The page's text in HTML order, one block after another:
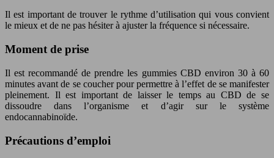
Il est important de trouver le rythme d’utilisation qui vous convient
le mieux et de ne pas hésiter à ajuster la fréquence si nécessaire.
Moment de prise
Il est recommandé de prendre les gummies CBD environ 30 à 60
minutes avant de se coucher pour permettre à l’effet de se manifester
pleinement. Il est important de laisser le temps au CBD de se
dissoudre dans l’organisme et d’agir sur le système
endocannabinoïde.
Précautions d’emploi